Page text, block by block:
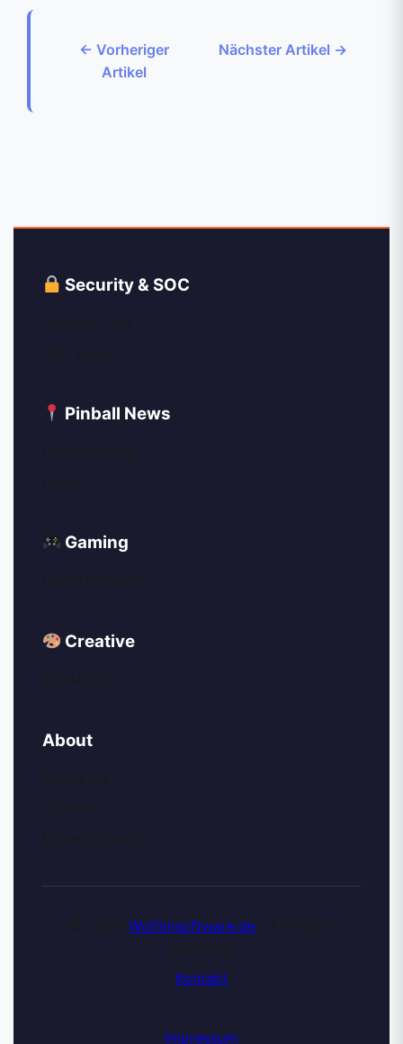
← Vorheriger
Artikel
Nächster Artikel →
Security & SOC
Pinball News
Gaming
Creative
About
Wolfinisoftware.de
Kontakt
Impressum